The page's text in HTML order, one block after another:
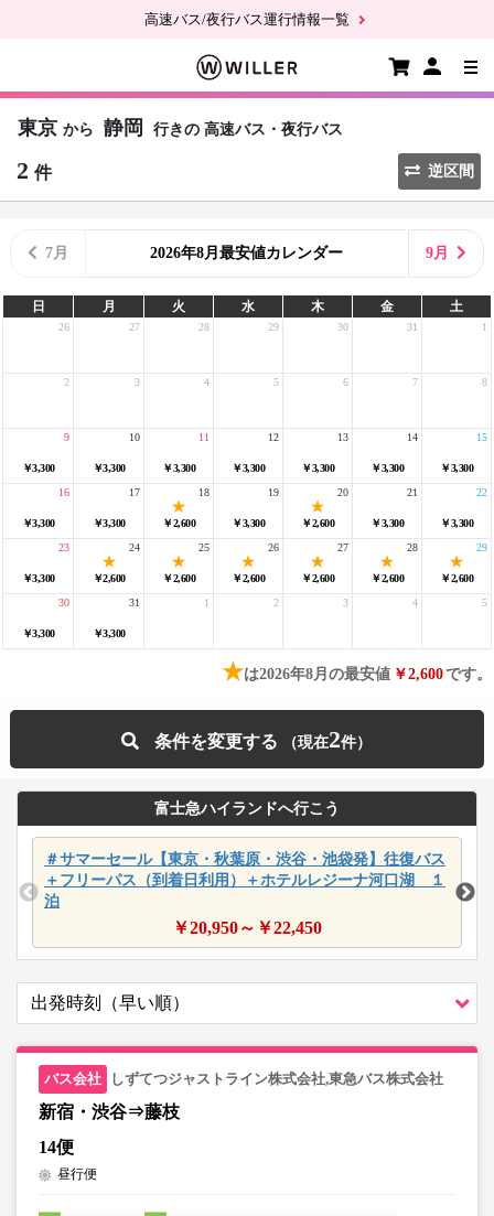
高速バス/夜行バス運行情報一覧
東京 から 静岡 行きの 高速バス・夜行バス
2 件 逆区間
7月 2026年8月最安値カレンダー 9月
日 月 火 水 木 金 土
26 27 28 29 30 31 1
2 3 4 5 6 7 8
￥3,300
9
￥3,300
10
￥3,300
11
￥3,300
12
￥3,300
13
￥3,300
14
￥3,300
15
￥3,300
16
￥3,300
17
￥2,600
18
￥3,300
19
￥2,600
20
￥3,300
21
￥3,300
22
￥3,300
23
￥2,600
24
￥2,600
25
￥2,600
26
￥2,600
27
￥2,600
28
￥2,600
29
￥3,300
30
￥3,300
31 1 2 3 4 5
★は2026年8月の最安値 ￥2,600です。
条件を変更する 2
富士急ハイランドへ行こう
＃サマーセール【東京・秋葉原・渋谷・池袋発】往復バス
＋フリーパス（到着日利用）＋ホテルレジーナ河口湖 １
泊
￥20,950～￥22,450
しずてつジャストライン株式会社,東急バス株式会社
新宿・渋谷⇒藤枝
14便
昼行便